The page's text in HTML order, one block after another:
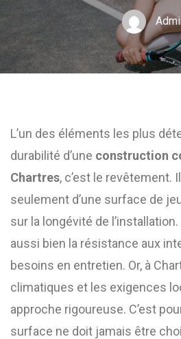
L’un des éléments les plus
durabilité d’une construction
Chartres, c’est le revêtement.
seulement d’une surface de
sur la longévité de
aussi bien la résistance aux
besoins en entretien. Or, à
climatiques et les exigences
approche rigoureuse. C’est
surface ne doit jamais être